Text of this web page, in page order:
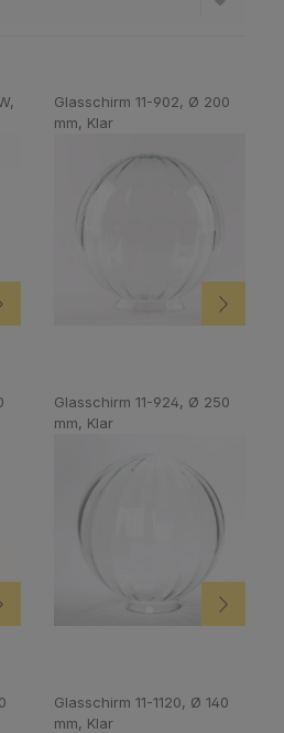
Glasschirm 11-902, Ø 200
mm, Klar
Glasschirm 11-924, Ø 250
mm, Klar
Glasschirm 11-1120, Ø 140
mm, Klar